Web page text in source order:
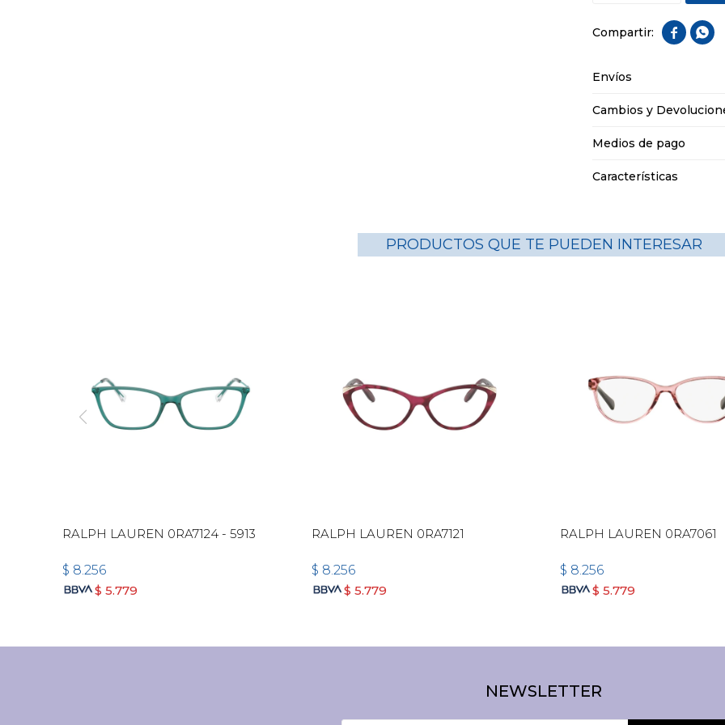
 
Envíos
Cambios y
Medios de pago
Características
PRODUCTOS QUE TE PUEDEN INTERESAR
RALPH LAUREN 0RA7124 - 5913
$ 8.256
$ 5.779
RALPH LAUREN 0RA7121
$ 8.256
$ 5.779
RALPH LAUREN 0RA7061
$ 8.256
$ 5.779
NEWSLETTER